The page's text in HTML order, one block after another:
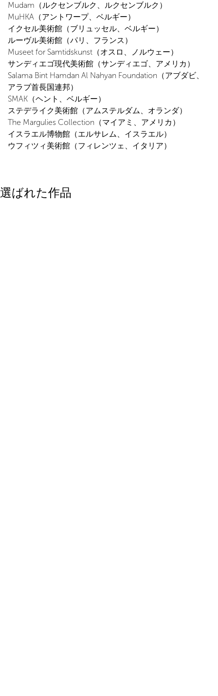
Mudam（ルクセンブルク、ルクセンブルク）
MuHKA（アントワープ、ベルギー）
イクセル美術館（ブリュッセル、ベルギー）
ルーヴル美術館（パリ、フランス）
Museet for Samtidskunst（オスロ、ノルウェー）
サンディエゴ現代美術館（サンディエゴ、アメリカ）
Salama Bint Hamdan Al Nahyan Foundation（アブダビ、
アラブ首長国連邦）
SMAK（ヘント、ベルギー）
ステデライク美術館（アムステルダム、オランダ）
The Margulies Collection（マイアミ、アメリカ）
イスラエル博物館（エルサレム、イスラエル）
ウフィツィ美術館（フィレンツェ、イタリア）
選ばれた作品